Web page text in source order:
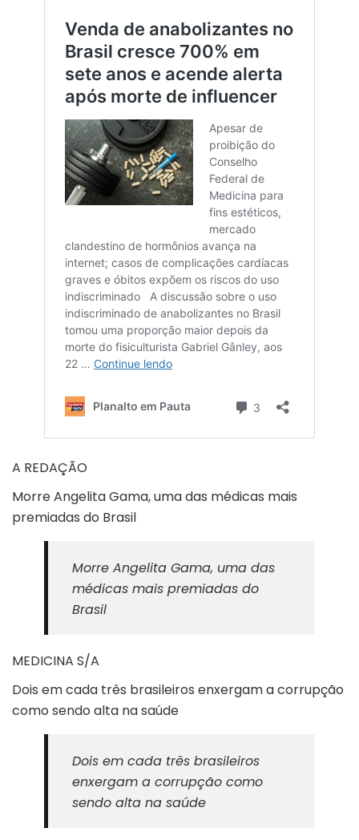
A REDAÇÃO
Morre Angelita Gama, uma das médicas mais
premiadas do Brasil
Morre Angelita Gama, uma das
médicas mais premiadas do
Brasil
MEDICINA S/A
Dois em cada três brasileiros enxergam a corrupção
como sendo alta na saúde
Dois em cada três brasileiros
enxergam a corrupção como
sendo alta na saúde